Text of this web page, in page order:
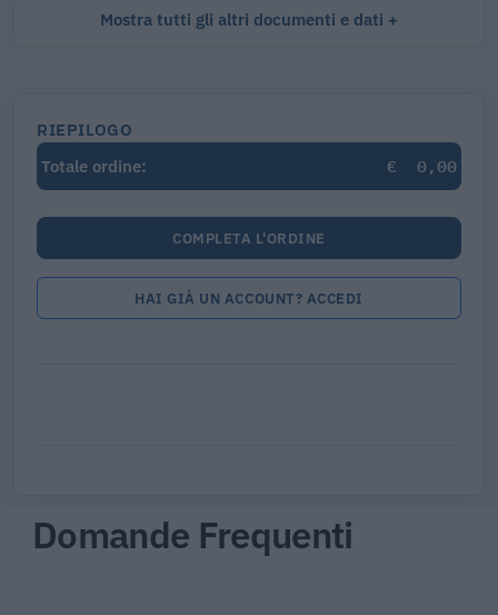
Mostra tutti gli altri documenti e dati
RIEPILOGO
Totale ordine:
€ 0,00
COMPLETA L'ORDINE
HAI GIÀ UN ACCOUNT? ACCEDI
Domande Frequenti